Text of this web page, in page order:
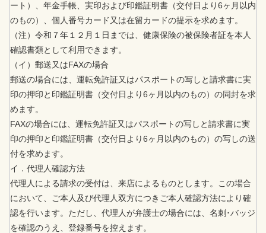
ート）、年金手帳、実印および印鑑証明書（交付日より6ヶ月以内
のもの）、個人番号カード又は在留カードの提示を求めます。
（注）令和７年１２月１日までは、健康保険の被保険者証を本人
確認書類として利用できます。
（イ）郵送又はFAXの場合
郵送の場合には、運転免許証又はパスポートの写しと請求書に実
印の押印と印鑑証明書（交付日より6ヶ月以内のもの）の同封を求
めます。
FAXの場合には、運転免許証又はパスポートの写しと請求書に実
印の押印と印鑑証明書（交付日より6ヶ月以内のもの）の写しの送
付を求めます。
イ．代理人確認方法
代理人による請求の受付は、来店によるものとします。この場合
において、ご本人及び代理人双方につきご本人確認方法により確
認を行います。ただし、代理人が弁護士の場合には、名刺･バッジ
を確認のうえ、登録番号を控えます。